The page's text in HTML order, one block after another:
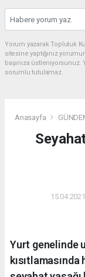
Yorum yazarak Topluluk
sitesine yaptığınız
başınıza
sorumlu tutulamaz.
Anasayfa
Yurt genelinde